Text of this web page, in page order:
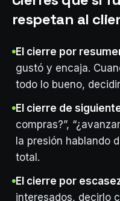
respetan al
El cierre por
gustó y encaja.
todo lo bueno,
El cierre de
compras?”,
la presión hablando
total.
El cierre por
interesados, decirlo